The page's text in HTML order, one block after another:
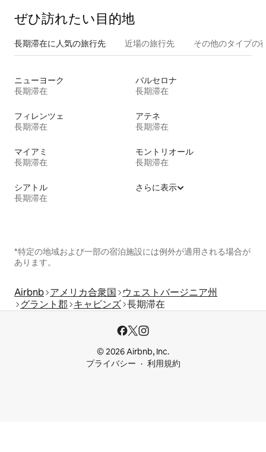
ぜひ訪⁠れ⁠た⁠い目⁠的⁠地
長期滞在に人気の旅行先 近場の旅行先 その他のタ⁠イ⁠プ⁠の
ニューヨーク
長期滞在
バルセロナ
長期滞在
フィレンツェ
長期滞在
アテネ
長期滞在
マイアミ
長期滞在
モントリオール
長期滞在
シアトル
長期滞在
さらに表示
*特定の地域および一部の宿泊施設には例外が適用される場合が
あります。
Airbnb アメリカ合衆国
ウェストバージニア州
グラント郡 キャビンズ 長期滞在
© 2026 Airbnb, Inc.
プライバシー
利用規約